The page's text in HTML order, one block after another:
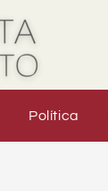
Política